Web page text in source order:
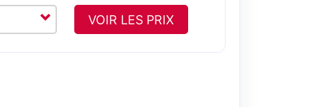
VOIR LES PRIX